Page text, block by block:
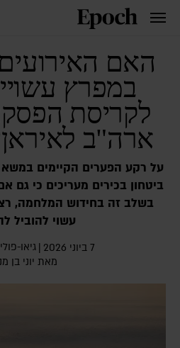
האם
במפרץ
לקריסת
ארה"ב
על רקע הפערים הקיימים במשא
ביטחון בכירים מעריכים כי גם
בשלב זה בחידוש המלחמה,
עשוי להוביל
7 ביוני 2026 | גיאו-
מאת יוני בן